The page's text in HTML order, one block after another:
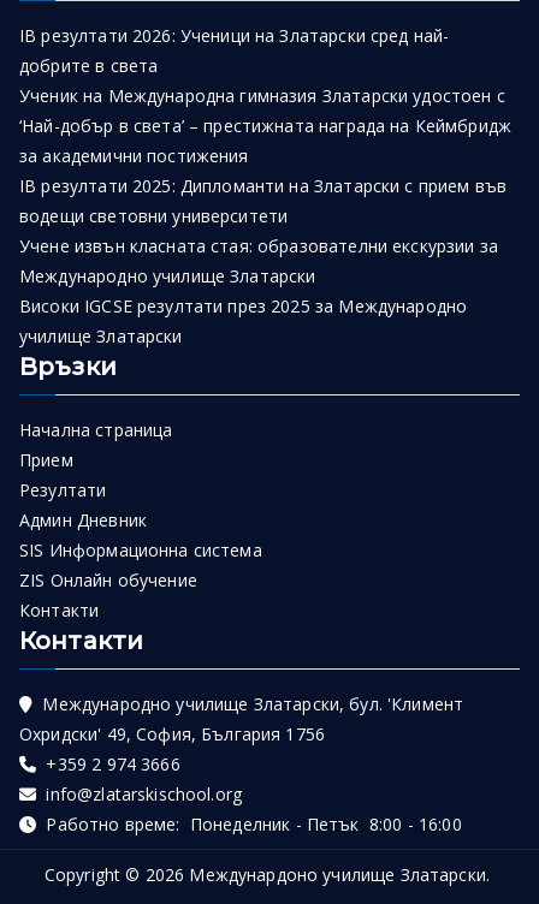
IB резултати 2026: Ученици на Златарски сред най-
добрите в света
Ученик на Международна гимназия Златарски удостоен с
‘Най-добър в света’ – престижната награда на Кеймбридж
за академични постижения
IB резултати 2025: Дипломанти на Златарски с прием във
водещи световни университети
Учене извън класната стая: образователни екскурзии за
Международно училище Златарски
Високи IGCSE резултати през 2025 за Международно
училище Златарски
Връзки
Начална страница
Прием
Резултати
Админ Дневник
SIS Информационна система
ZIS Онлайн обучение
Контакти
Контакти
Международно училище Златарски, бул. 'Климент
Охридски' 49, София, България 1756
+359 2 974 3666
info@zlatarskischool.org
Работно време: Понеделник - Петък 8:00 - 16:00
Copyright © 2026 Междунардоно училище Златарски.